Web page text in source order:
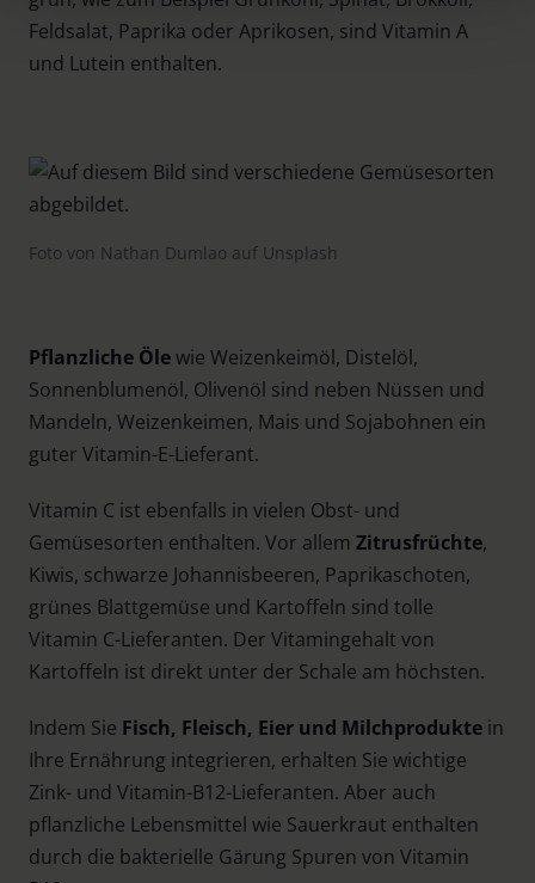
time and deselect cookies at any time (in the Privacy
Policy and in the footer of our website).
Feldsalat, Paprika oder Aprikosen, sind Vitamin A
und Lutein enthalten.
Foto von Nathan Dumlao auf Unsplash
Pflanzliche Ölewie Weizenkeimöl, Distelöl,
Sonnenblumenöl, Olivenöl sind neben Nüssen und
Mandeln, Weizenkeimen, Mais und Sojabohnen ein
guter Vitamin-E-Lieferant.
Vitamin C ist ebenfalls in vielen Obst- und
Gemüsesorten enthalten. Vor allem Zitrusfrüchte,
Kiwis, schwarze Johannisbeeren, Paprikaschoten,
grünes Blattgemüse und Kartoffeln sind tolle
Vitamin C-Lieferanten. Der Vitamingehalt von
Kartoffeln ist direkt unter der Schale am höchsten.
Indem Sie Fisch, Fleisch, Eier und Milchprodukte in
Ihre Ernährung integrieren, erhalten Sie wichtige
Zink- und Vitamin-B12-Lieferanten. Aber auch
pflanzliche Lebensmittel wie Sauerkraut enthalten
durch die bakterielle Gärung Spuren von Vitamin